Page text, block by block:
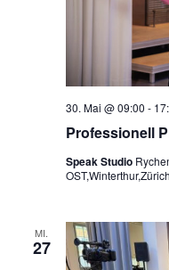
Professionell
30. Mai @ 09:00 -
Speak Studio
MI.
27